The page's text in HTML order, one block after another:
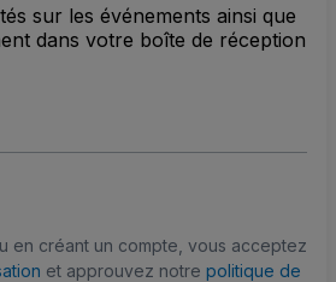
sur les événements ainsi que
dans votre boîte de réception
en créant un compte, vous acceptez
et approuvez notre politique de